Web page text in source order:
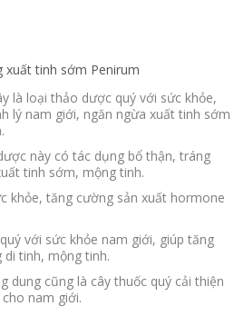
xuất tinh sớm Penirum
là loại thảo dược quý với sức khỏe,
lý nam giới, ngăn ngừa xuất tinh sớm
này có tác dụng bổ thận, tráng
tinh sớm, mộng tinh.
khỏe, tăng cường sản xuất hormone
với sức khỏe nam giới, giúp tăng
tinh, mộng tinh.
dung cũng là cây thuốc quý cải thiện
cho nam giới.